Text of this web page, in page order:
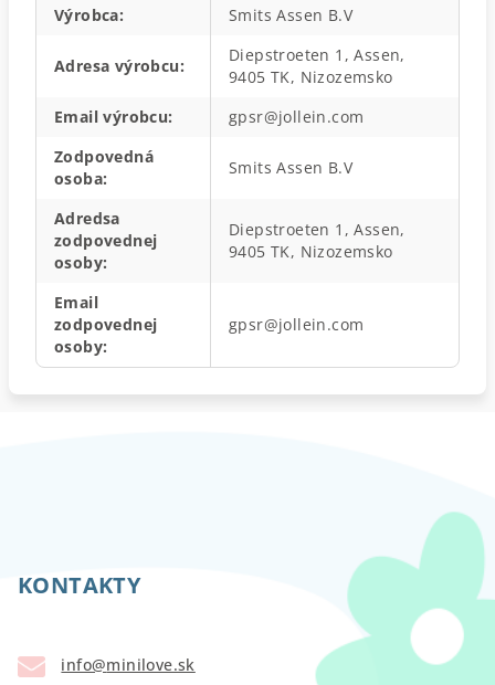
Výrobca: Smits Assen B.V
Adresa výrobcu:
Diepstroeten 1, Assen,
9405 TK, Nizozemsko
Email výrobcu:
gpsr@jollein.com
Zodpovedná
osoba:
Smits Assen B.V
Adredsa
zodpovednej
osoby:
Diepstroeten 1, Assen,
9405 TK, Nizozemsko
Email
zodpovednej
osoby:
gpsr@jollein.com
KONTAKTY
info@minilove.sk